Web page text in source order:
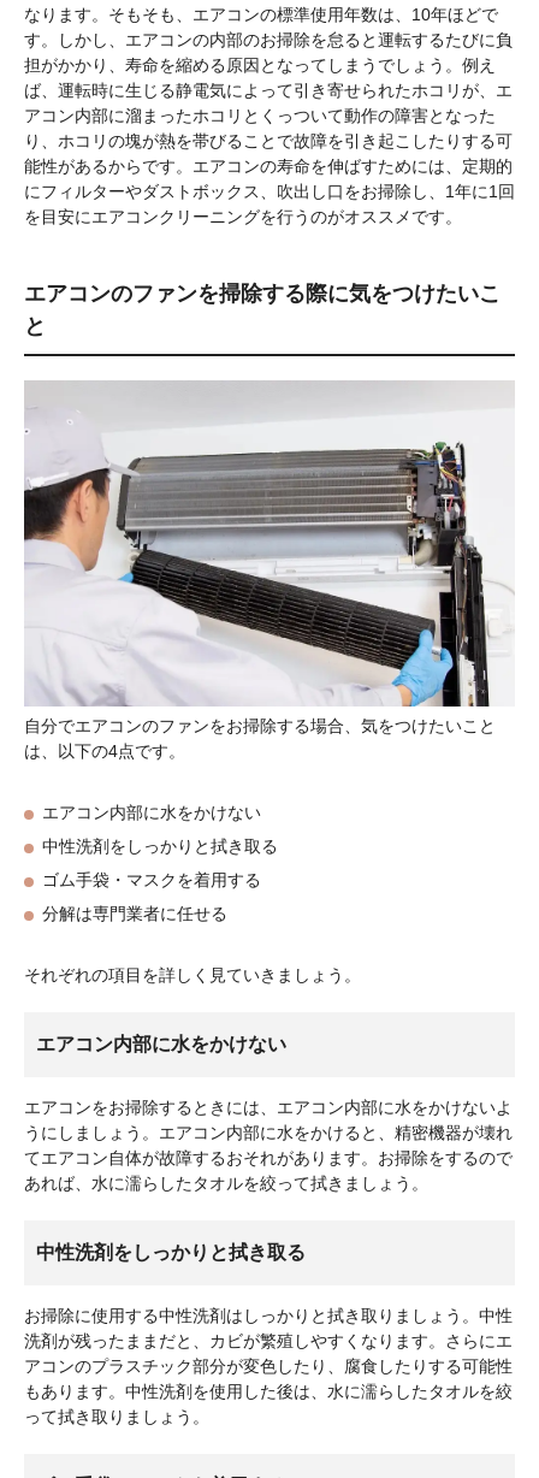
なります。そもそも、エアコンの標準使用年数は、10年ほどで
す。しかし、エアコンの内部のお掃除を怠ると運転するたびに負
担がかかり、寿命を縮める原因となってしまうでしょう。例え
ば、運転時に生じる静電気によって引き寄せられたホコリが、エ
アコン内部に溜まったホコリとくっついて動作の障害となった
り、ホコリの塊が熱を帯びることで故障を引き起こしたりする可
能性があるからです。エアコンの寿命を伸ばすためには、定期的
にフィルターやダストボックス、吹出し口をお掃除し、1年に1回
を目安にエアコンクリーニングを行うのがオススメです。
エアコンのファンを掃除する際に気をつけたいこ
と
自分でエアコンのファンをお掃除する場合、気をつけたいこと
は、以下の4点です。
エアコン内部に水をかけない
中性洗剤をしっかりと拭き取る
ゴム手袋・マスクを着用する
分解は専門業者に任せる
それぞれの項目を詳しく見ていきましょう。
エアコン内部に水をかけない
エアコンをお掃除するときには、エアコン内部に水をかけないよ
うにしましょう。エアコン内部に水をかけると、精密機器が壊れ
てエアコン自体が故障するおそれがあります。お掃除をするので
あれば、水に濡らしたタオルを絞って拭きましょう。
中性洗剤をしっかりと拭き取る
お掃除に使用する中性洗剤はしっかりと拭き取りましょう。中性
洗剤が残ったままだと、カビが繁殖しやすくなります。さらにエ
アコンのプラスチック部分が変色したり、腐食したりする可能性
もあります。中性洗剤を使用した後は、水に濡らしたタオルを絞
って拭き取りましょう。